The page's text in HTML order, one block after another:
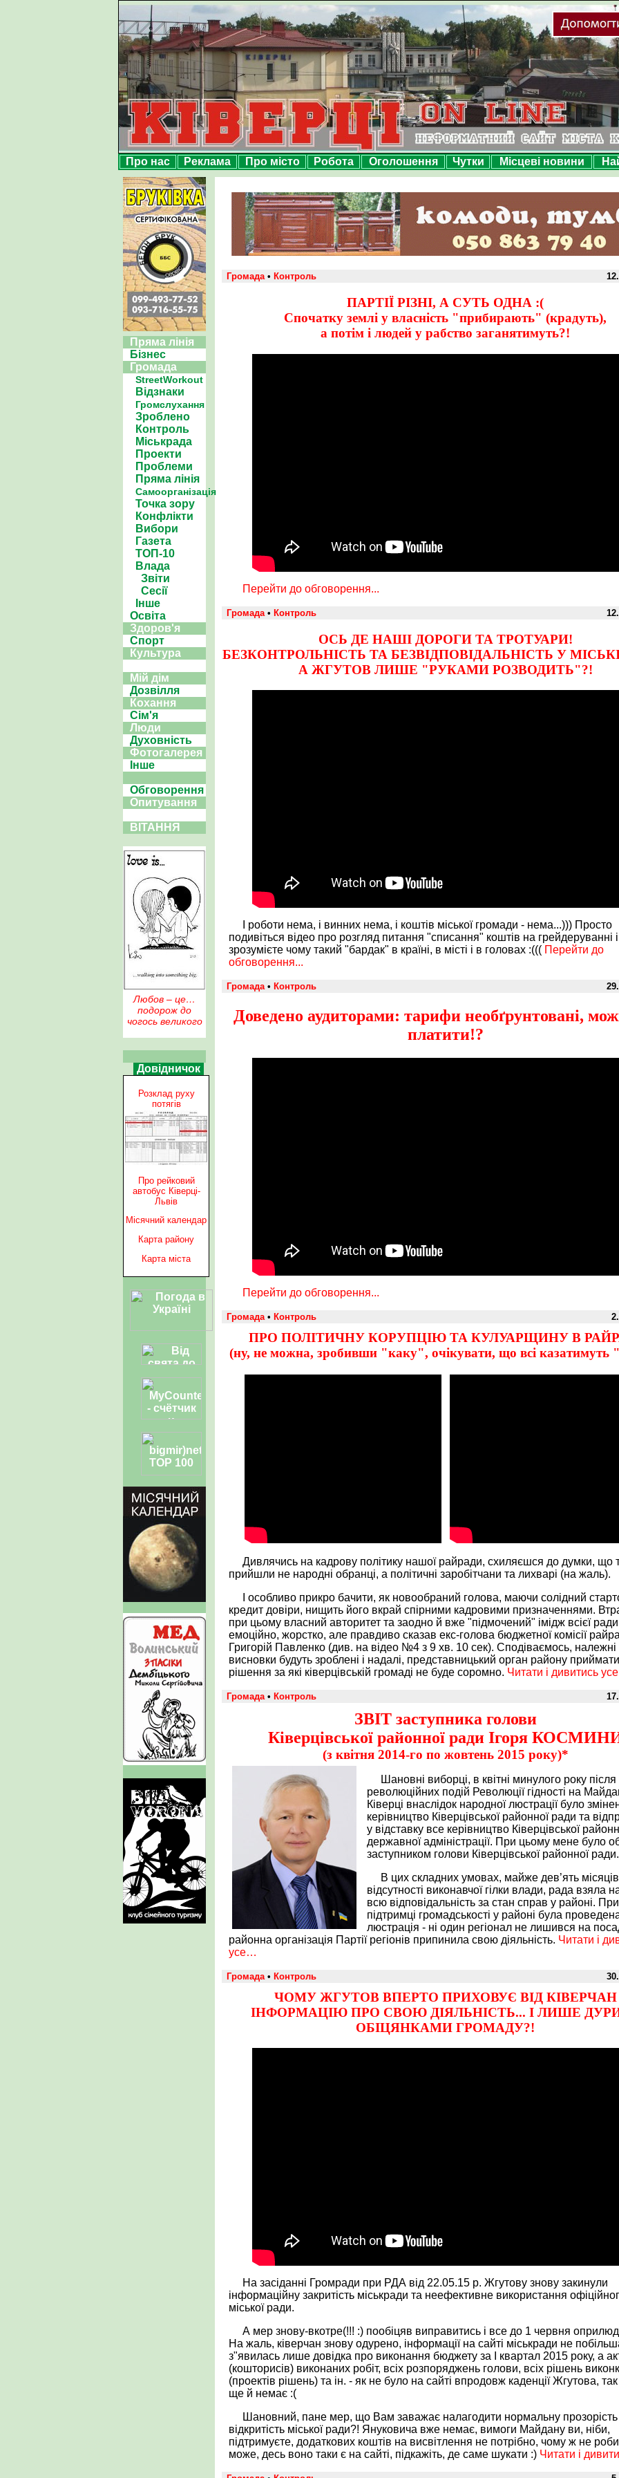
Про нас Реклама Про місто Робота Оголошення Чутки Місцеві новини
Пряма лінія
Бізнес
Громада
StreetWorkout
Відзнаки
Громслухання
Зроблено
Контроль
Міськрада
Проекти
Проблеми
Пряма лінія
Самоорганізація
Точка зору
Конфлікти
Вибори
Газета
ТОП-10
Влада
Звіти
Сесії
Інше
Освіта
Здоров'я
Спорт
Культура
Мій дім
Дозвілля
Кохання
Сім'я
Люди
Духовність
Фотогалерея
Інше
Обговорення
Опитування
ВІТАННЯ
Любов – це…
подорож до
чогось великого
Довідничок
Розклад руху
потягів
Про рейковий
автобус Ківерці-
Львів
Місячний календар
Карта району
Карта міста
Громада• Контроль
ПАРТІЇ РІЗНІ, А СУТЬ ОДНА :(
Спочатку землі у власність "прибирають" (крадуть),
а потім і людей у рабство заганятимуть?!
Перейти до обговорення...
Громада • Контроль
ОСЬ ДЕ НАШІ ДОРОГИ ТА ТРОТУАРИ!
БЕЗКОНТРОЛЬНІСТЬ ТА БЕЗВІДПОВІДАЛЬНІСТЬ У
А ЖГУТОВ ЛИШЕ "РУКАМИ РОЗВОДИТЬ"?!
І роботи нема, і винних нема, і коштів міської громади - нема...))) Просто
подивіться відео про розгляд питання "списання" коштів на грейдеруванні і
зрозумієте чому такий "бардак" в країні, в місті і в головах :((( Перейти до
обговорення...
Громада• Контроль
Доведено аудиторами: тарифи необґрунтовані,
платити!?
Перейти до обговорення...
Громада• Контроль
ПРО ПОЛІТИЧНУ КОРУПЦІЮ ТА КУЛУАРЩИНУ В
(ну, не можна, зробивши "каку", очікувати, що всі казатимуть
Дивлячись на кадрову політику нашої райради, схиляєшся до думки, що
прийшли не народні обранці, а політичні заробітчани та лихварі (на жаль).
І особливо прикро бачити, як новообраний голова, маючи солідний
кредит довіри, нищить його вкрай спірними кадровими призначеннями.
при цьому власний авторитет та заодно й вже "підмочений" імідж всієї
емоційно, жорстко, але правдиво сказав екс-голова бюджетної комісії
Григорій Павленко (див. на відео №4 з 9 хв. 10 сек). Сподіваємось, належні
висновки будуть зроблені і надалі, представницький орган району
рішення за які ківерцівській громаді не буде соромно. Читати і дивитись
Громада• Контроль
ЗВІТ заступника голови
Ківерцівської районної ради Ігоря
(з квітня 2014-го по жовтень 2015 року)*
Шановні виборці, в квітні минулого року після
революційних подій Революції гідності на
Ківерці внаслідок народної люстрації було
керівництво Ківерцівської районної ради та
у відставку все керівництво Ківерцівської
державної адміністрації. При цьому мене було
заступником голови Ківерцівської районної ради.
В цих складних умовах, майже дев’ять місяців
відсутності виконавчої гілки влади, рада взяла
всю відповідальність за стан справ у районі. При
підтримці громадськості у районі була
люстрація - ні один регіонал не лишився на
районна організація Партії регіонів припинила свою діяльність. Читати і
усе…
Громада• Контроль
ЧОМУ ЖГУТОВ ВПЕРТО ПРИХОВУЄ ВІД КІВЕРЧАН
ІНФОРМАЦІЮ ПРО СВОЮ ДІЯЛЬНІСТЬ... І ЛИШЕ
ОБІЦЯНКАМИ ГРОМАДУ?!
На засіданні Громради при РДА від 22.05.15 р. Жгутову знову закинули
інформаційну закритість міськради та неефективне використання
міської ради.
А мер знову-вкотре(!!! :) пообіцяв виправитись і все до 1 червня
На жаль, ківерчан знову одурено, інформації на сайті міськради не
з"явилась лише довідка про виконання бюджету за І квартал 2015 року, а
(кошторисів) виконаних робіт, всіх розпоряджень голови, всіх рішень
(проектів рішень) та ін. - як не було на сайті впродовж каденції Жгутова, так
ще й немає :(
Шановний, пане мер, що Вам заважає налагодити нормальну прозорість
відкритість міської ради?! Януковича вже немає, вимоги Майдану ви, ніби,
підтримуєте, додаткових коштів на висвітлення не потрібно, чому ж не
може, десь воно таки є на сайті, підкажіть, де саме шукати :) Читати і